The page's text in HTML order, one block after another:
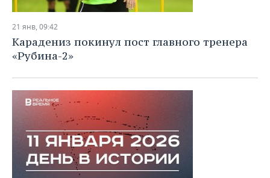
21 янв, 09:42
Карадениз покинул пост главного тренера
«Рубина-2»